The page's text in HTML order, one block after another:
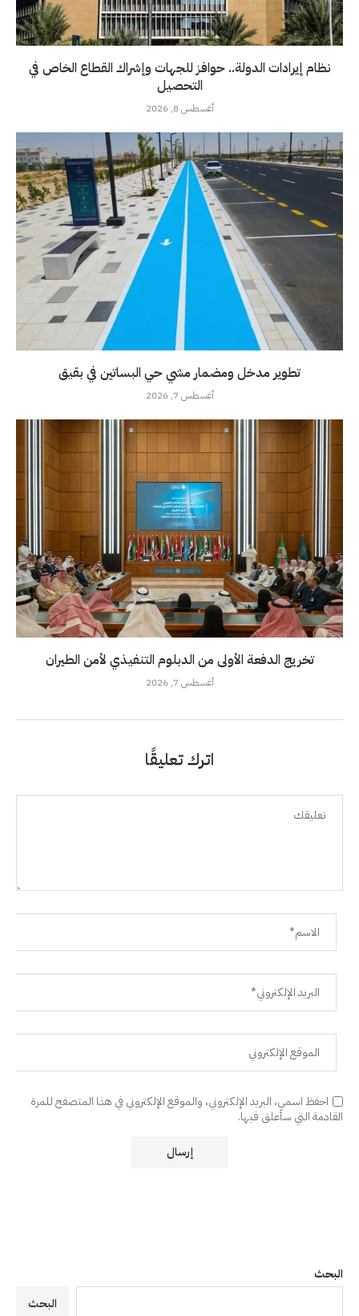
نظام إيرادات الدولة.. حوافز للجهات وإشراك القطاع الخاص في
التحصيل
أغسطس 8, 2026
تطوير مدخل ومضمار مشي حي البساتين في بقيق
أغسطس 7, 2026
تخريج الدفعة الأولى من الدبلوم التنفيذي لأمن الطيران
أغسطس 7, 2026
اترك تعليقًا
احفظ اسمي، البريد الإلكتروني، والموقع الإلكتروني في هذا المتصفح للمرة
القادمة التي سأعلق فيها.
البحث
البحث